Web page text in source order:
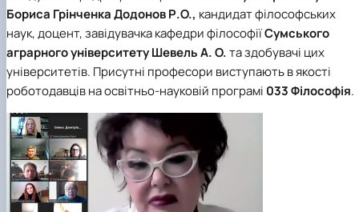
Бориса ГрінченкаДодонов Р.О., кандидат філософських
наук, доцент, завідувачка кафедри філософіїСумського
аграрного університетуШевель А. О.та здобувачі цих
університетів. Присутні професори виступають в якості
роботодавців на освітньо-науковій програмі 033 Філософія.